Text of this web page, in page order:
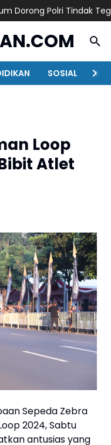
Polri Tindak Tegas
SOSIAL
Loop
Atlet
Sepeda Zebra
2024, Sabtu
antusias yang